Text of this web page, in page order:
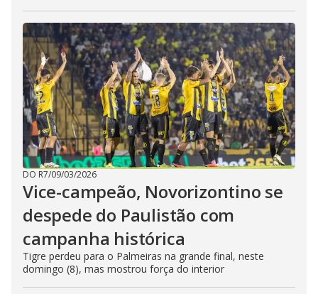
DO R7/09/03/2026
Vice-campeão, Novorizontino se
despede do Paulistão com
campanha histórica
Tigre perdeu para o Palmeiras na grande final, neste
domingo (8), mas mostrou força do interior